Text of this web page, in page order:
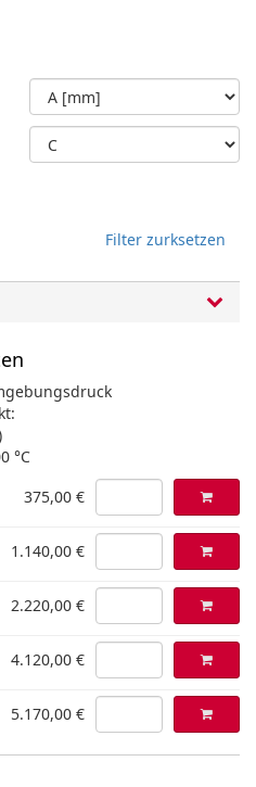
Filter zurksetzen
°C
375,00 €
1.140,00 €
2.220,00 €
4.120,00 €
5.170,00 €